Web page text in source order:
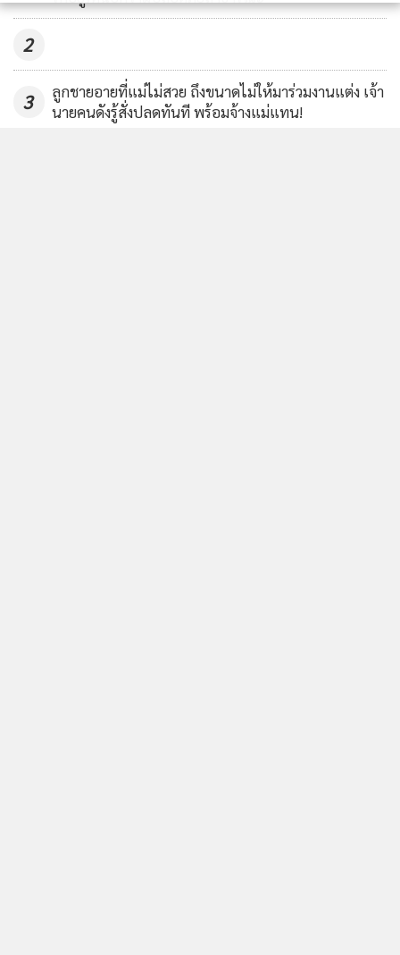
2
3
ลูกชายอายที่แม่ไม่สวย ถึงขนาดไม่ให้มาร่วมงานแต่ง เจ้า
นายคนดังรู้สั่งปลดทันที พร้อมจ้างแม่แทน!